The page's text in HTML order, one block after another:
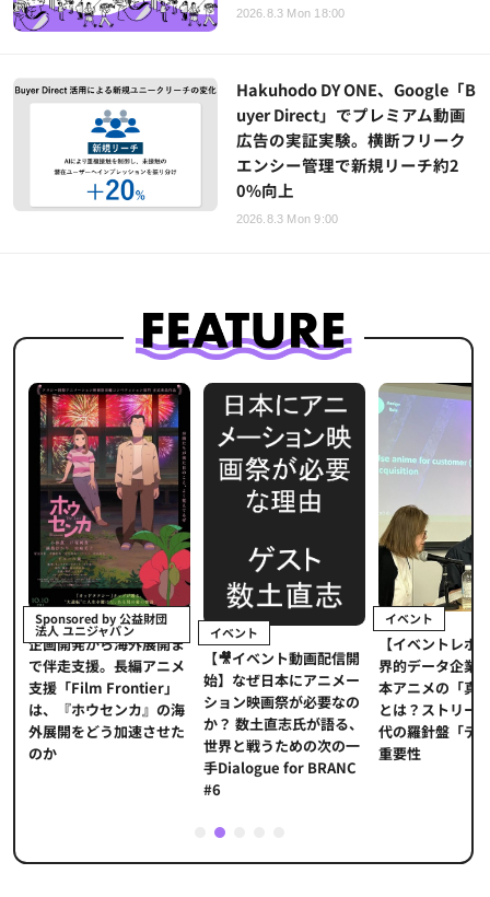
2026.8.3 Mon 18:00
Hakuhodo DY ONE、Google「B
uyer Direct」でプレミアム動画
広告の実証実験。横断フリーク
エンシー管理で新規リーチ約2
0%向上
2026.8.3 Mon 9:00
Sponsored by 公益財団
法人 ユニジャパン
企画開発から海外展開ま
で伴走支援。長編アニメ
支援「Film Frontier」
は、『ホウセンカ』の海
外展開をどう加速させた
のか
イベント
【🎥イベント動画配信開
始】なぜ日本にアニメー
ション映画祭が必要なの
か？ 数土直志氏が語る、
世界と戦うための次の一
手Dialogue for BRANC
#6
イベント
【イベントレポ
界的データ企業
本アニメの「真
とは？ストリー
代の羅針盤「デ
重要性
2